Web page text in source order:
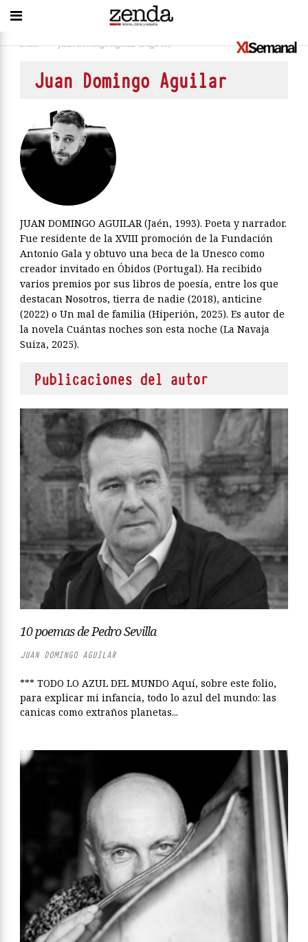
Inicio > Juan Domingo Aguilar(Page 69)
Juan Domingo Aguilar
JUAN DOMINGO AGUILAR (Jaén, 1993). Poeta y narrador.
Fue residente de la XVIII promoción de la Fundación
Antonio Gala y obtuvo una beca de la Unesco como
creador invitado en Óbidos (Portugal). Ha recibido
varios premios por sus libros de poesía, entre los que
destacan Nosotros, tierra de nadie (2018), anticine
(2022) o Un mal de familia (Hiperión, 2025). Es autor de
la novela Cuántas noches son esta noche (La Navaja
Suiza, 2025).
Publicaciones del autor
10 poemas de Pedro Sevilla
JUAN DOMINGO AGUILAR
*** TODO LO AZUL DEL MUNDO Aquí, sobre este folio,
para explicar mi infancia, todo lo azul del mundo: las
canicas como extraños planetas...